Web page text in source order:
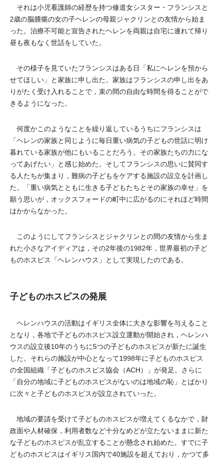
それは小児看護師の経歴を持つ修道女シスター・フランシスと
2歳の脳腫瘍の女の子ヘレンの母親ジャクリンとの友情から始ま
った。治療不可能と宣告されたヘレンを両親は自宅に連れて帰り
昼も夜もなく世話をしていた。
その様子を見ていたフランシスはある日「私にヘレンを預から
せてほしい」と家族に申し出た。家族はフランシスの申し出をあ
りがたく受け入れることで，束の間の自由な時間を得ることがで
きるようになった。
何度かこのようなことを繰り返しているうちにフランシスは
「ヘレンの家族と同じように毎日重い病気の子どもの世話に明け
暮れている家族が他にもいることだろう。その家族たちの力にな
ってあげたい」と感じ始めた。そしてフランシスの思いに賛同す
る人たちが集まり，難病の子どもをケアする施設の設立を計画し
た。「重い病気とともに生きる子どもたちとその家族の幸せ」を
願う思いが，オックスフォードの町中に広がるのにそれほど時間
はかからなかった。
このようにしてフランシスとジャクリンとの間の友情から生ま
れた小さなアイディアは，その2年後の1982年，世界最初の子ど
ものホスピス「ヘレンハウス」として実現したのである。
子どものホスピスの発展
ヘレンハウスの活動はイギリス全体に大きな影響を与えること
となり，各地で子どものホスピス設立運動が開始され，ヘレンハ
ウスの設立後10年のうちに5つの子どものホスピスが新たに誕生
した。それらの施設が中心となって1998年に子どものホスピス
の全国組織「子どものホスピス協会（ACH）」が発足。さらに
「自分の地域に子どものホスピスがないのは地域の恥」とばかり
に次々と子どものホスピスが設立されていった。
地域の要請を受けて子どものホスピスが増えてくるなかで，財
政面や人材確保，利用者数など十分なめどが立たないままに新た
な子どものホスピスが乱立することが懸念され始めた。すでに子
どものホスピスはイギリス国内で40施設を超えており，かつて多